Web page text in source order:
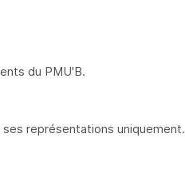
du PMU'B.
représentations uniquement.